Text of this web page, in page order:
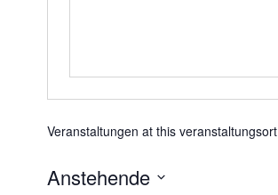
Veranstaltungen at this veranstaltungsort
Anstehende